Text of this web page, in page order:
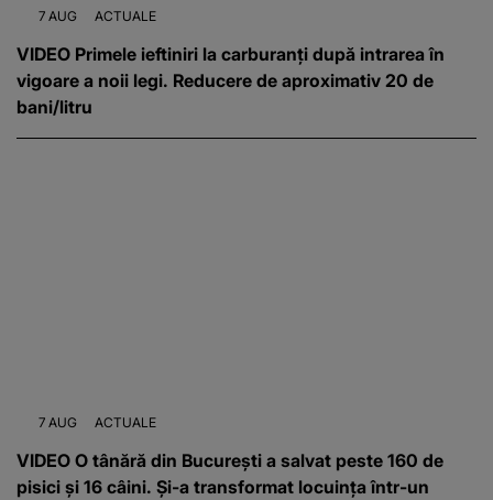
7 AUG ACTUALE
VIDEO Primele ieftiniri la carburanți după intrarea în
vigoare a noii legi. Reducere de aproximativ 20 de
bani/litru
7 AUG ACTUALE
VIDEO O tânără din București a salvat peste 160 de
pisici și 16 câini. Și-a transformat locuința într-un